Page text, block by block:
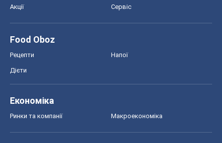
Акції Сервіс
Food Oboz
Рецепти Напої
Дієти
Економіка
Ринки та компанії Макроекономіка